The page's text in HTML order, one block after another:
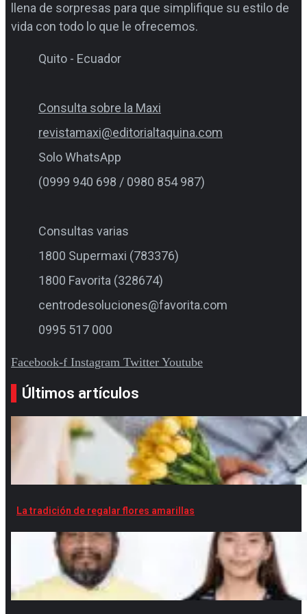
llena de sorpresas para que simplifique su estilo de
vida con todo lo que le ofrecemos.
Quito - Ecuador
Consulta sobre la Maxi
revistamaxi@editorialtaquina.com
Solo WhatsApp
(0999 940 698 / 0980 854 987)
Consultas varias
1800 Supermaxi (783376)
1800 Favorita (328674)
centrodesoluciones@favorita.com
0995 517 000
Facebook-f Instagram Twitter Youtube
Últimos artículos
La tradición de regalar flores amarillas